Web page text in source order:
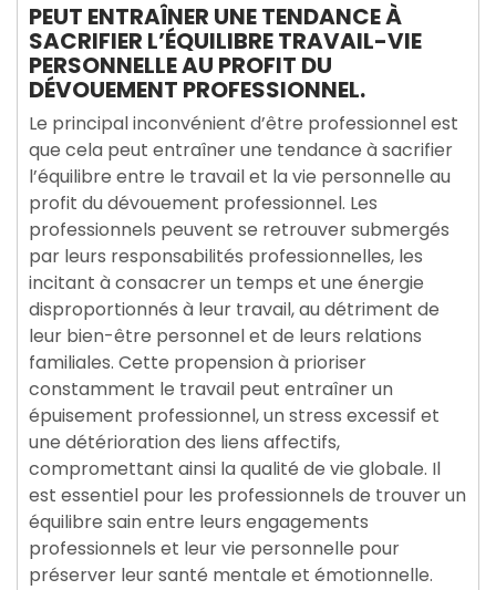
PEUT ENTRAÎNER UNE TENDANCE À
SACRIFIER L’ÉQUILIBRE TRAVAIL-VIE
PERSONNELLE AU PROFIT DU
DÉVOUEMENT PROFESSIONNEL.
Le principal inconvénient d’être professionnel est
que cela peut entraîner une tendance à sacrifier
l’équilibre entre le travail et la vie personnelle au
profit du dévouement professionnel. Les
professionnels peuvent se retrouver submergés
par leurs responsabilités professionnelles, les
incitant à consacrer un temps et une énergie
disproportionnés à leur travail, au détriment de
leur bien-être personnel et de leurs relations
familiales. Cette propension à prioriser
constamment le travail peut entraîner un
épuisement professionnel, un stress excessif et
une détérioration des liens affectifs,
compromettant ainsi la qualité de vie globale. Il
est essentiel pour les professionnels de trouver un
équilibre sain entre leurs engagements
professionnels et leur vie personnelle pour
préserver leur santé mentale et émotionnelle.